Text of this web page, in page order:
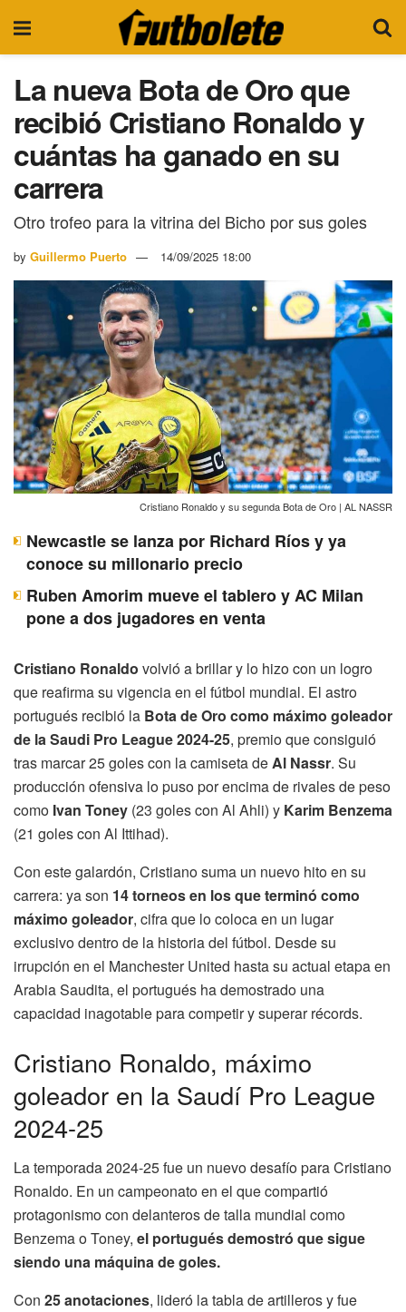
La nueva Bota de Oro que
recibió Cristiano Ronaldo y
cuántas ha ganado en su
carrera
Otro trofeo para la vitrina del Bicho por sus goles
by Guillermo Puerto 14/09/2025 18:00
Cristiano Ronaldo y su segunda Bota de Oro | AL NASSR
Newcastle se lanza por Richard Ríos y ya
conoce su millonario precio
Ruben Amorim mueve el tablero y AC Milan
pone a dos jugadores en venta
Cristiano Ronaldo volvió a brillar y lo hizo con un logro
que reafirma su vigencia en el fútbol mundial. El astro
portugués recibió la Bota de Oro como máximo goleador
de la Saudi Pro League 2024-25, premio que consiguió
tras marcar 25 goles con la camiseta deAl Nassr. Su
producción ofensiva lo puso por encima de rivales de peso
como Ivan Toney (23 goles con Al Ahli) y Karim Benzema
(21 goles con Al Ittihad).
Con este galardón, Cristiano suma un nuevo hito en su
carrera: ya son 14 torneos en los que terminó como
máximo goleador, cifra que lo coloca en un lugar
exclusivo dentro de la historia del fútbol. Desde su
irrupción en el Manchester United hasta su actual etapa en
Arabia Saudita, el portugués ha demostrado una
capacidad inagotable para competir y superar récords.
Cristiano Ronaldo, máximo
goleador en la Saudí Pro League
2024-25
La temporada 2024-25 fue un nuevo desafío para Cristiano
Ronaldo. En un campeonato en el que compartió
protagonismo con delanteros de talla mundial como
Benzema o Toney, el portugués demostró que sigue
siendo una máquina de goles.
Con 25 anotaciones, lideró la tabla de artilleros y fue